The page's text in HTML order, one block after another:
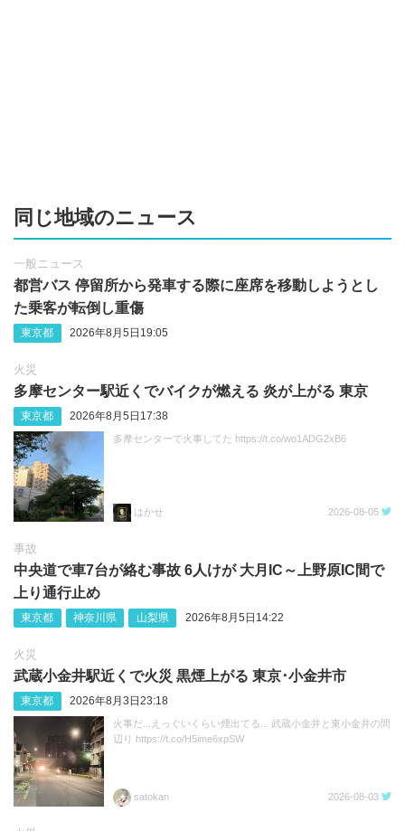
同じ地域のニュース
一般ニュース
都営バス 停留所から発車する際に座席を移動しようとし
た乗客が転倒し重傷
東京都 2026年8月5日19:05
火災
多摩センター駅近くでバイクが燃える 炎が上がる 東京
東京都 2026年8月5日17:38
多摩センターで火事してた https://t.co/wo1ADG2xB6
はかせ 2026-08-05
事故
中央道で車7台が絡む事故 6人けが 大月IC～上野原IC間で
上り通行止め
東京都 神奈川県 山梨県 2026年8月5日14:22
火災
武蔵小金井駅近くで火災 黒煙上がる 東京･小金井市
東京都 2026年8月3日23:18
火事だ...えっぐいくらい煙出てる... 武蔵小金井と東小金井の間
辺り https://t.co/H5ime6xpSW
satokan 2026-08-03